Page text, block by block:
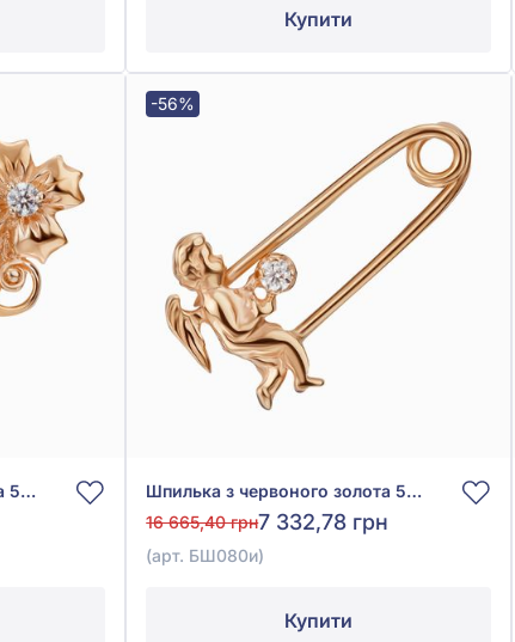
Купити
Шпилька з червоного золота 585° з фіанітом/куб.цирконієм, арт. БШ048и
-56%
Шпилька з червоного золота 585° з фіанітом/куб.цирконієм, арт. БШ080и
16 665,40 грн7 332,78 грн
(арт. БШ080и)
Купити